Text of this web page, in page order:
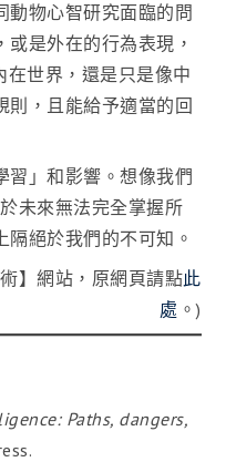
動物心智研究面臨的問
是外在的行為表現，
世界，還是只是像中
則，且能給予適當的回
習」和影響。想像我們
未來無法完全掌握所
絕於我們的不可知。
】網站，原網頁請點此
處 。)
Paths, dangers,